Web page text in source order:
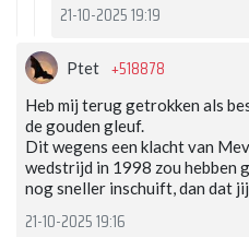
21-10-2025 19:19
Ptet +518878
Heb mij terug getrokken als
de gouden gleuf.
Dit wegens een klacht van
wedstrijd in 1998 zou hebben
nog sneller inschuift, dan dat
21-10-2025 19:16